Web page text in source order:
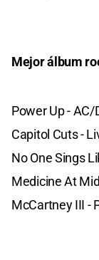
Mejor álbum
Power Up - AC/
Capitol Cuts -
No One Sings
Medicine At
McCartney III -